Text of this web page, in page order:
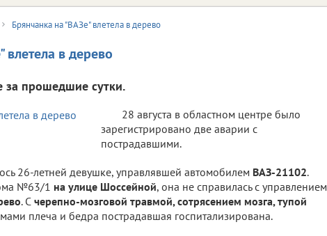
Брянчанка на "ВАЗе" влетела в дерево
в дерево
за прошедшие сутки.
28 августа в областном центре было
зарегистрировано две аварии с
пострадавшими.
26-летней девушке, управлявшей автомобилем ВАЗ-21102.
№63/1 на улице Шоссейной, она не справилась с управлением
. С черепно-мозговой травмой, сотрясением мозга, тупой
плеча и бедра пострадавшая госпитализирована.